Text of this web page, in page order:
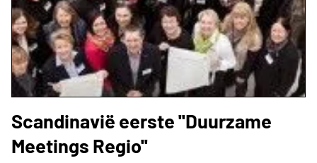
Scandinavië eerste ''Duurzame
Meetings Regio''